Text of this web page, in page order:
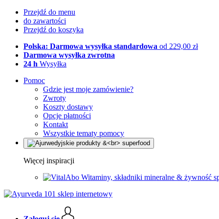
Przejdź do menu
do zawartości
Przejdź do koszyka
Polska: Darmowa wysyłka standardowa od 229,00 zł
Darmowa wysyłka zwrotna
24 h Wysyłka
Pomoc
Gdzie jest moje zamówienie?
Zwroty
Koszty dostawy
Opcje płatności
Kontakt
Wszystkie tematy pomocy
Więcej inspiracji
Witaminy, składniki mineralne & żywność